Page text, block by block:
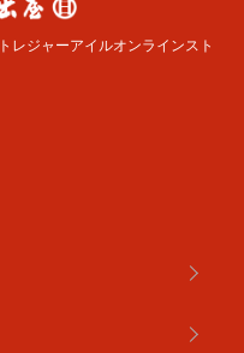
レジャーアイルオンラインスト